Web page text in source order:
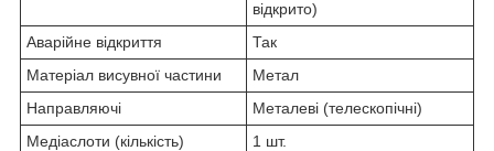
відкрито)
Аварійне відкриття
Так
Матеріал висувної частини
Метал
Направляючі
Металеві (телескопічні)
Медіаслоти (кількість)
1 шт.